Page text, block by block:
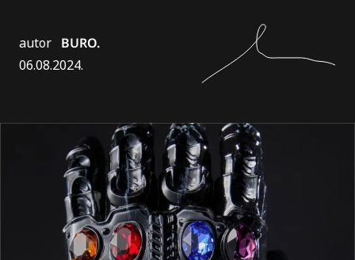
autor BURO.
06.08.2024.